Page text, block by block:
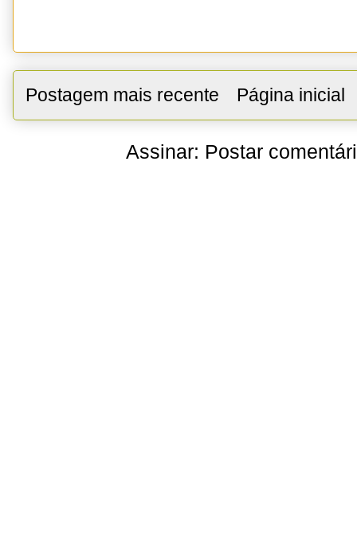
Postagem mais recente Página inicial
Assinar: Postar